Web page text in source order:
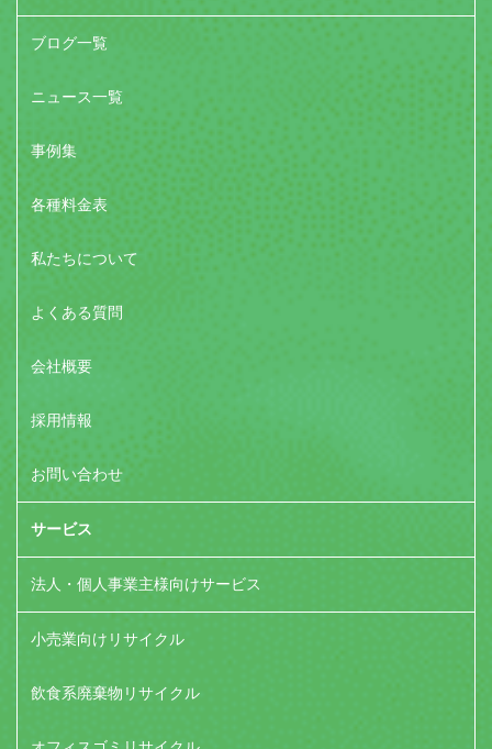
ブログ一覧
ニュース一覧
事例集
各種料金表
私たちについて
よくある質問
会社概要
採用情報
お問い合わせ
サービス
法人・個人事業主様向けサービス
小売業向けリサイクル
飲食系廃棄物リサイクル